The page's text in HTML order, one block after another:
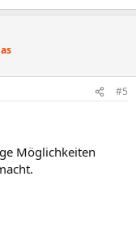
#5
Möglichkeiten